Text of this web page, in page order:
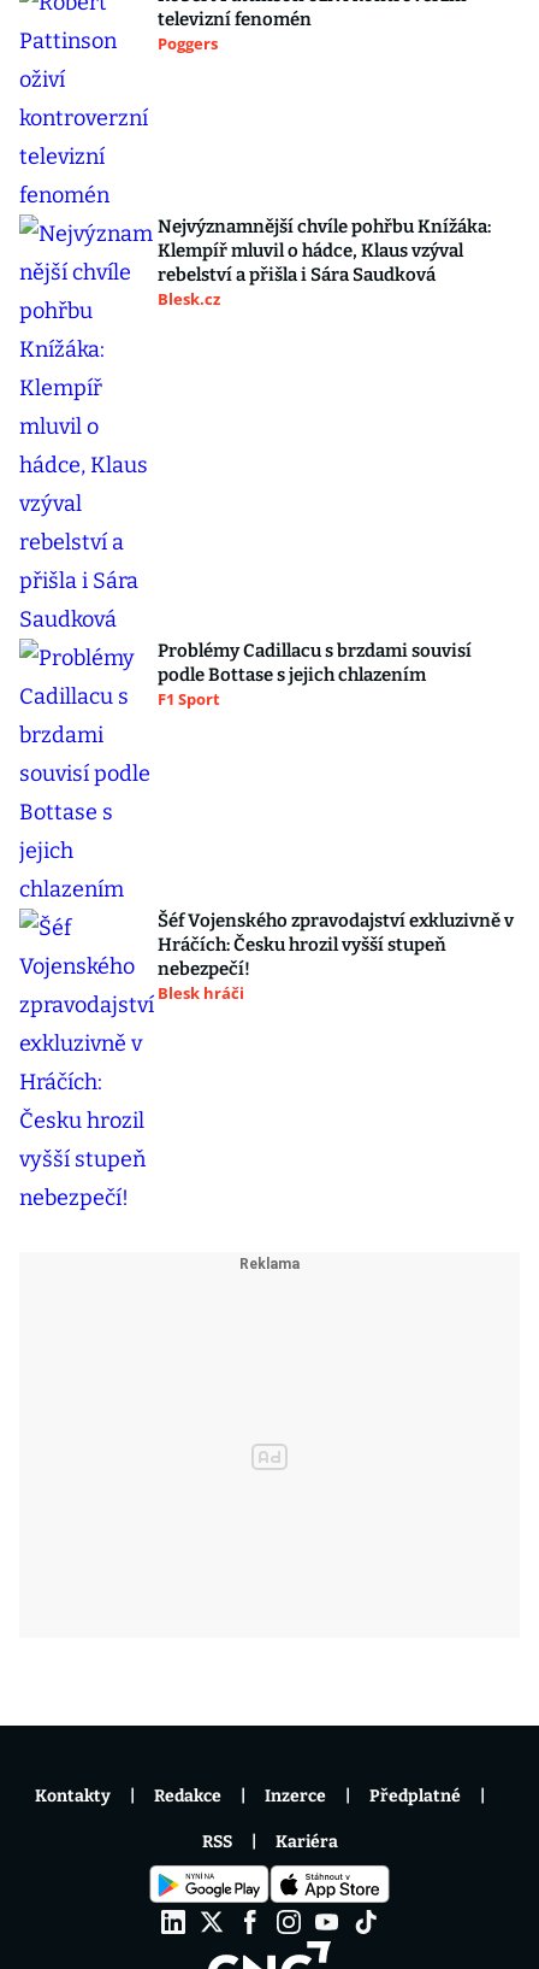
televizní fenomén
Poggers
Nejvýznamnější chvíle pohřbu Knížáka:
Klempíř mluvil o hádce, Klaus vzýval
rebelství a přišla i Sára Saudková
Blesk.cz
Problémy Cadillacu s brzdami souvisí
podle Bottase s jejich chlazením
F1 Sport
Šéf Vojenského zpravodajství exkluzivně v
Hráčích: Česku hrozil vyšší stupeň
nebezpečí!
Blesk hráči
Kontakty Redakce Inzerce Předplatné
RSS Kariéra